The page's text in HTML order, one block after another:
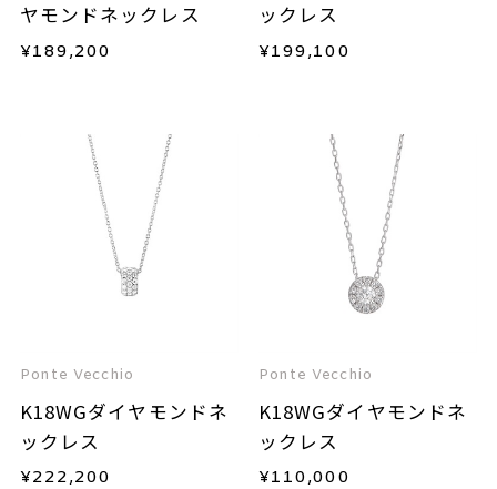
ヤモンドネックレス
¥189,200
ックレス
¥199,100
Ponte Vecchio
K18WGダイヤモンドネ
ックレス
¥222,200
Ponte Vecchio
K18WGダイヤモンドネ
ックレス
¥110,000